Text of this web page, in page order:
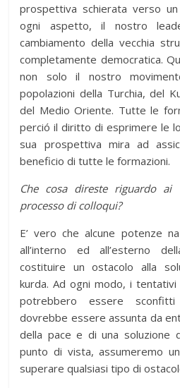
prospettiva schierata verso
ogni aspetto, il nostro
cambiamento della vecchia
completamente democratica.
non solo il nostro
popolazioni della Turchia, del
del Medio Oriente. Tutte le
perció il diritto di esprimere le
sua prospettiva mira ad
beneficio di tutte le formazioni.
Che cosa direste riguardo
processo di colloqui?
E’ vero che alcune potenze
all’interno ed all’esterno
costituire un ostacolo alla
kurda. Ad ogni modo, i
potrebbero essere
dovrebbe essere assunta da
della pace e di una soluzione
punto di vista, assumeremo
superare qualsiasi tipo di